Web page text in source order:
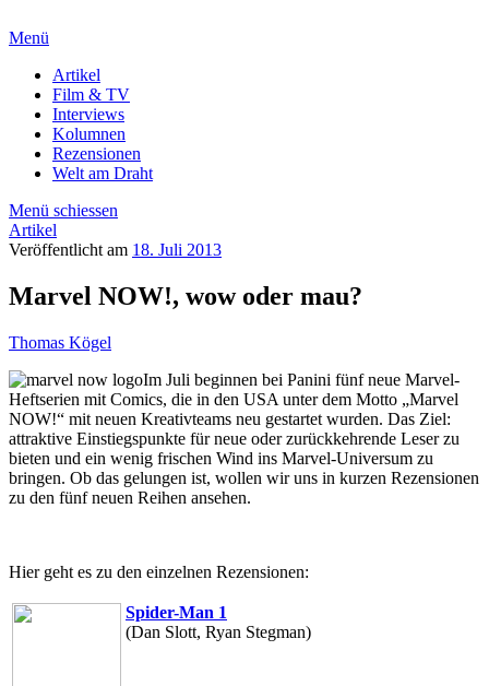
Menü
Artikel
Film & TV
Interviews
Kolumnen
Rezensionen
Welt am Draht
Menü schiessen
Artikel
Veröffentlicht am 18. Juli 2013
Marvel NOW!, wow oder mau?
Thomas Kögel
Im Juli beginnen bei Panini fünf neue Marvel-
Heftserien mit Comics, die in den USA unter dem Motto „Marvel
NOW!“ mit neuen Kreativteams neu gestartet wurden. Das Ziel:
attraktive Einstiegspunkte für neue oder zurückkehrende Leser zu
bieten und ein wenig frischen Wind ins Marvel-Universum zu
bringen. Ob das gelungen ist, wollen wir uns in kurzen Rezensionen
zu den fünf neuen Reihen ansehen.
Hier geht es zu den einzelnen Rezensionen:
Spider-Man 1
(Dan Slott, Ryan Stegman)